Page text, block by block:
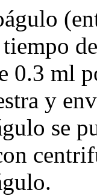
0.3 ml
y
se